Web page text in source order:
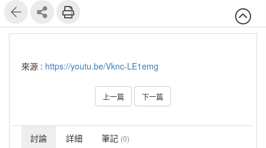
來源 : https://youtu.be/Vknc-LE1emg
上一篇 下一篇
討論 詳細 筆記 (0)